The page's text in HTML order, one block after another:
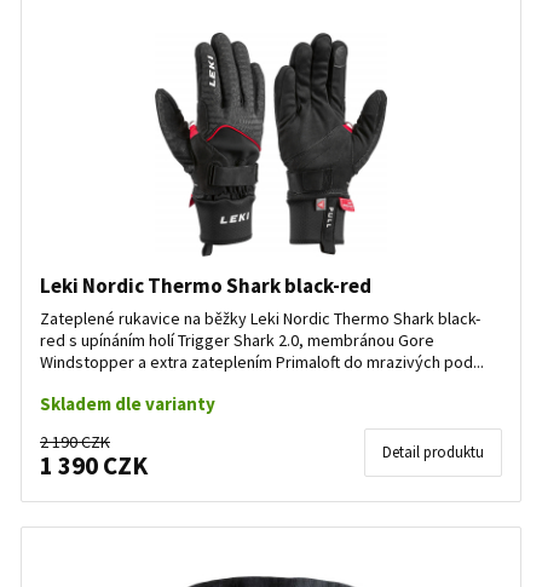
Leki Nordic Thermo Shark black-red
Zateplené rukavice na běžky Leki Nordic Thermo Shark black-
red s upínáním holí Trigger Shark 2.0, membránou Gore
Windstopper a extra zateplením Primaloft do mrazivých pod...
Skladem dle varianty
2 190 CZK
1 390 CZK Detail produktu